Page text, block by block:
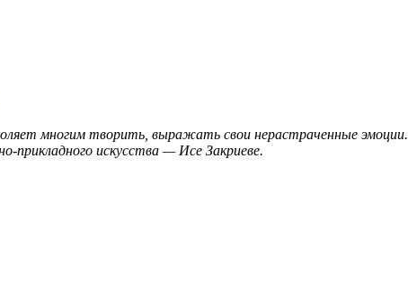
многим творить, выражать свои нерастраченные эмоции.
искусства — Исе Закриеве.